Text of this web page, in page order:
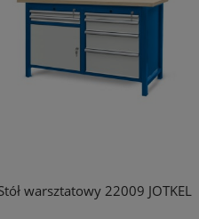
warsztatowy 22009 JOTKEL